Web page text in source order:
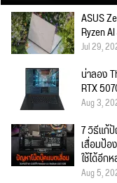
ASUS
Ryzen
Jul 29,
น่าลอง
RTX
Aug 3,
7 วิธีแก้
เสื่อมป้อ
ใช้ได้อีก
Aug 5,